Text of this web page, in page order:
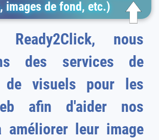
images de fond, etc.)
nous
des services de
de visuels pour les
améliorer leur image